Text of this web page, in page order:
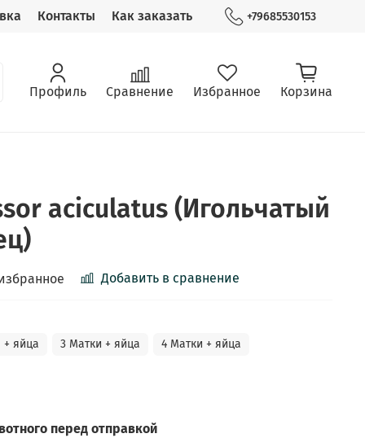
Контакты Как заказать +79685530153
Профиль Сравнение Избранное Корзина
aciculatus (Игольчатый
Добавить в сравнение
+ яйца 3 Матки + яйца 4 Матки + яйца
перед отправкой